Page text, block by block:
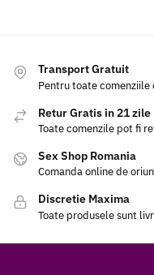
Transport Gratuit
Pentru toate
Retur Gratis in 21 zile
Toate comenzile pot fi
Sex Shop Romania
Comanda online de
Discretie Maxima
Toate produsele sunt